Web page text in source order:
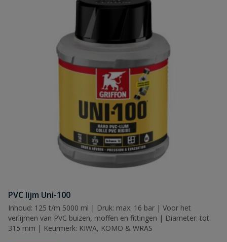
PVC lijm Uni-100
Inhoud: 125 t/m 5000 ml | Druk: max. 16 bar | Voor het
verlijmen van PVC buizen, moffen en fittingen | Diameter: tot
315 mm | Keurmerk: KIWA, KOMO & WRAS